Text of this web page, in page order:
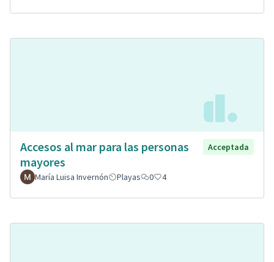
Accesos al mar para las personas
mayores
Acceptada
María Luisa Invernón Playas 0 4